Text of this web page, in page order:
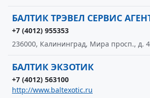
БАЛТИК ТРЭВЕЛ СЕРВИС
+7 (4012) 955353
236000, Калининград, Мира просп., д.
БАЛТИК ЭКЗОТИК
+7 (4012) 563100
http://www.baltexotic.ru